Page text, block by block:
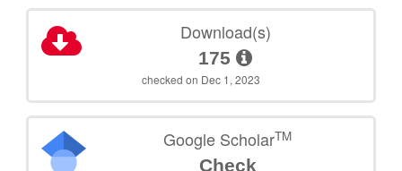
Download(s)
175
checked on Dec 1, 2023
Google ScholarTM
Check